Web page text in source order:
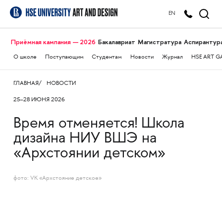
EN
Приёмная кампания — 2026 Бакалавриат Магистратура
О школе Поступающим Студентам Новости Журнал HSE ART
ГЛАВНАЯ НОВОСТИ
25–28 ИЮНЯ 2026
Время отменяется! Школа
дизайна НИУ ВШЭ на
«Архстоянии детском»
фото: VK «Архстояние детское»